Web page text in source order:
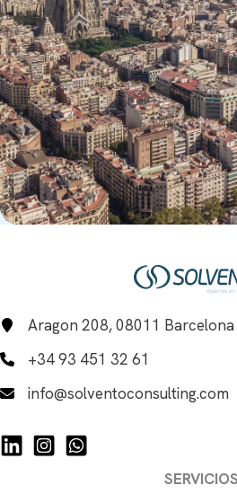
Aragon 208, 08011 Barcelona
+34 93 451 32 61
info@solventoconsulting.com
SERVICIOS